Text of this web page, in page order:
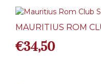
MAURITIUS ROM
€34,50